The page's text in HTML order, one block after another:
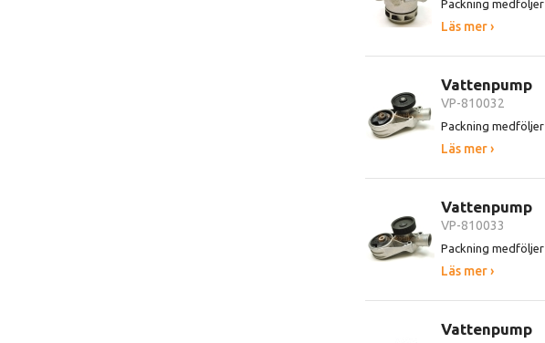
Packning medföljer
Läs mer ›
Vattenpump
VP-810032
Packning medföljer
Läs mer ›
Vattenpump
VP-810033
Packning medföljer
Läs mer ›
Vattenpump